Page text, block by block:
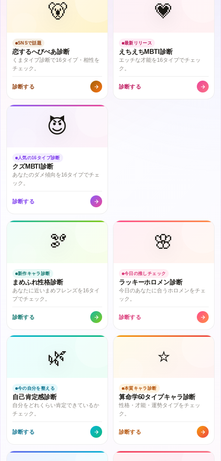
🐻
SNSで話題
恋するへびべあ診断
くまタイプ診断で16タイプ・相性を
チェック。
診断する
💗
最新リリース
えちえちMBTI診断
エッチな才能を16タイプでチェッ
ク。
診断する
😈
人気の16タイプ診断
クズMBTI診断
あなたのダメ傾向を16タイプでチェ
ック。
診断する
🫘
新作キャラ診断
まめふれ性格診断
あなたに近いまめフレンズを16タイ
プでチェック。
診断する
🌸
今日の推しチェック
ラッキーホロメン診断
今日のあなたに合うホロメンをチェ
ック。
診断する
🌿
今の自分を整える
自己肯定感診断
自分をどれくらい肯定できているか
チェック。
診断する
⭐
本質キャラ診断
算命学60タイプキャラ診断
性格・才能・運勢タイプをチェッ
ク。
診断する